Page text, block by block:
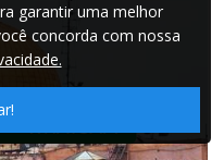
garantir uma melhor
concorda com nossa